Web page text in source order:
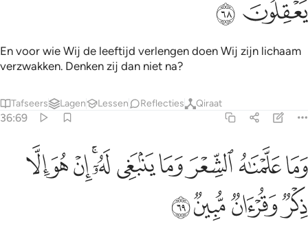
ﲸ ﲹ
En voor wie Wij de leeftijd verlengen doen Wij zijn lichaam
verzwakken. Denken zij dan niet na?
Tafseers Lagen Lessen Reflecties Qiraat
36:69
وما علمناه الشعر وما ينبغي له ان هو الا ذكر وقران مبين ٦٩
وَمَا عَلَّمْنَـٰهُ ٱلشِّعْرَ وَمَا يَنۢبَغِى لَهُۥٓ ۚ إِنْ هُوَ إِلَّا ذِكْرٌۭ وَقُرْءَانٌۭ
ﲺﲻﲼﲽﲾﲿﳀﳁﳂﳃ
ﳄﳅﳆﳇ